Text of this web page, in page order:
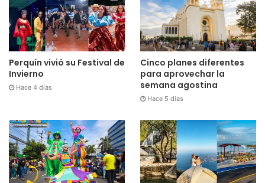
Perquín vivió su Festival de
Invierno
Hace 4 días
Cinco planes diferentes
para aprovechar la
semana agostina
Hace 5 días